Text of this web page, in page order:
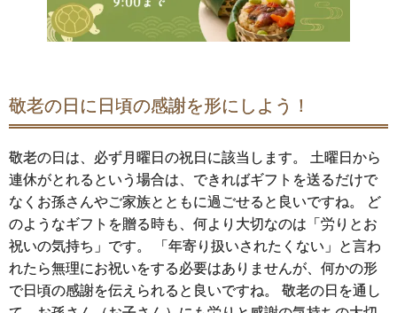
敬老の日に日頃の感謝を形にしよう！
敬老の日は、必ず月曜日の祝日に該当します。 土曜日から
連休がとれるという場合は、できればギフトを送るだけで
なくお孫さんやご家族とともに過ごせると良いですね。 ど
のようなギフトを贈る時も、何より大切なのは「労りとお
祝いの気持ち」です。 「年寄り扱いされたくない」と言わ
れたら無理にお祝いをする必要はありませんが、何かの形
で日頃の感謝を伝えられると良いですね。 敬老の日を通し